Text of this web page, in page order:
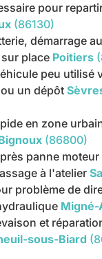
pour
(86130)
démarrage
place Poitiers
peu utilisé
un dépôt
en zone
(86800)
panne
à l'atelier
problème de
Migné-
et
sous-Biard